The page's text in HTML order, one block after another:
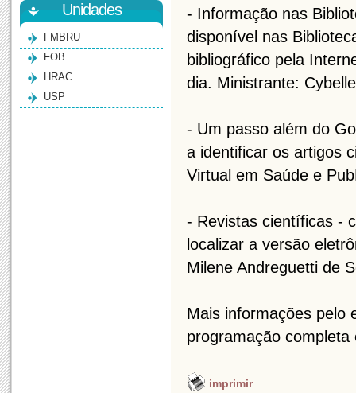
Unidades
FMBRU
FOB
HRAC
USP
- Informação nas
disponível nas
bibliográfico pela
dia. Ministrante:
- Um passo além do
a identificar os artigos
Virtual em Saúde e
- Revistas científicas -
localizar a versão
Milene Andreguetti de
Mais informações pelo
programação
imprimir